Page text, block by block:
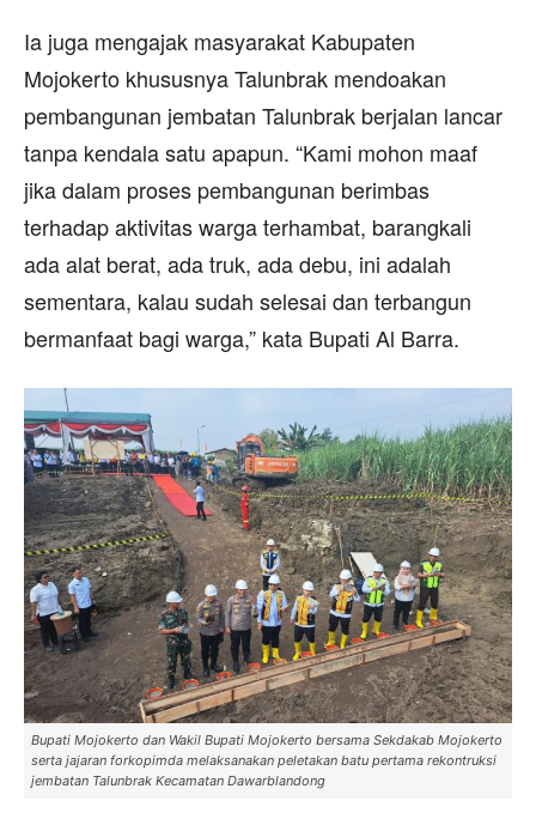
Ia juga mengajak masyarakat Kabupaten
Mojokerto khususnya Talunbrak mendoakan
pembangunan jembatan Talunbrak berjalan lancar
tanpa kendala satu apapun. “Kami mohon maaf
jika dalam proses pembangunan berimbas
terhadap aktivitas warga terhambat, barangkali
ada alat berat, ada truk, ada debu, ini adalah
sementara, kalau sudah selesai dan terbangun
bermanfaat bagi warga,” kata Bupati Al Barra.
Bupati Mojokerto dan Wakil Bupati Mojokerto bersama Sekdakab Mojokerto
serta jajaran forkopimda melaksanakan peletakan batu pertama rekontruksi
jembatan Talunbrak Kecamatan Dawarblandong